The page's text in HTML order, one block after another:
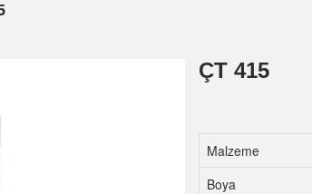
ÇT 415
Malzeme
Boya